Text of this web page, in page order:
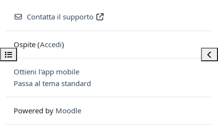
Apri indice del corso
Contatta il supporto
Ospite (Accedi)
Ottieni l'app mobile
Passa al tema standard
Powered by Moodle